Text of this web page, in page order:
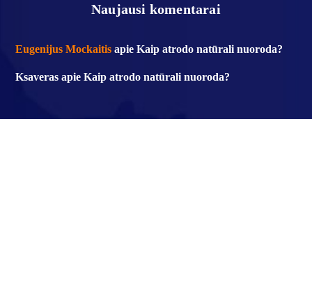
Naujausi komentarai
Eugenijus Mockaitis apieKaip atrodo natūrali nuoroda?
Ksaveras apieKaip atrodo natūrali nuoroda?